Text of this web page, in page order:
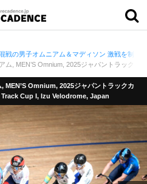
戦の男子オムニアム＆マディソン 激戦を制し
ム, MEN’S Omnium, 2025ジャパントラック
MEN’S Omnium, 2025ジャパントラックカ
Track Cup I, Izu Velodrome, Japan